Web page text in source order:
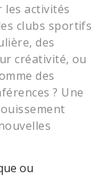
activités
clubs sportifs
des
créativité, ou
des
? Une
ou